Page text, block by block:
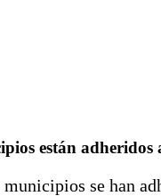
están adheridos
se han